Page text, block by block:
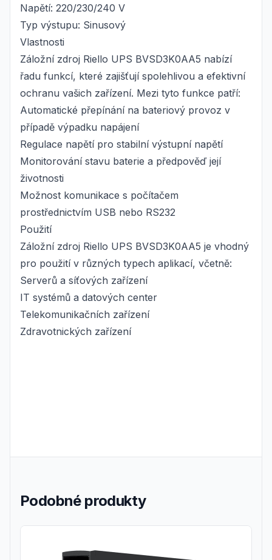
Napětí: 220/230/240 V
Typ výstupu: Sinusový
Vlastnosti
Záložní zdroj Riello UPS BVSD3K0AA5 nabízí
řadu funkcí, které zajišťují spolehlivou a efektivní
ochranu vašich zařízení. Mezi tyto funkce patří:
Automatické přepínání na bateriový provoz v
případě výpadku napájení
Regulace napětí pro stabilní výstupní napětí
Monitorování stavu baterie a předpověď její
životnosti
Možnost komunikace s počítačem
prostřednictvím USB nebo RS232
Použití
Záložní zdroj Riello UPS BVSD3K0AA5 je vhodný
pro použití v různých typech aplikací, včetně:
Serverů a síťových zařízení
IT systémů a datových center
Telekomunikačních zařízení
Zdravotnických zařízení
Podobné produkty